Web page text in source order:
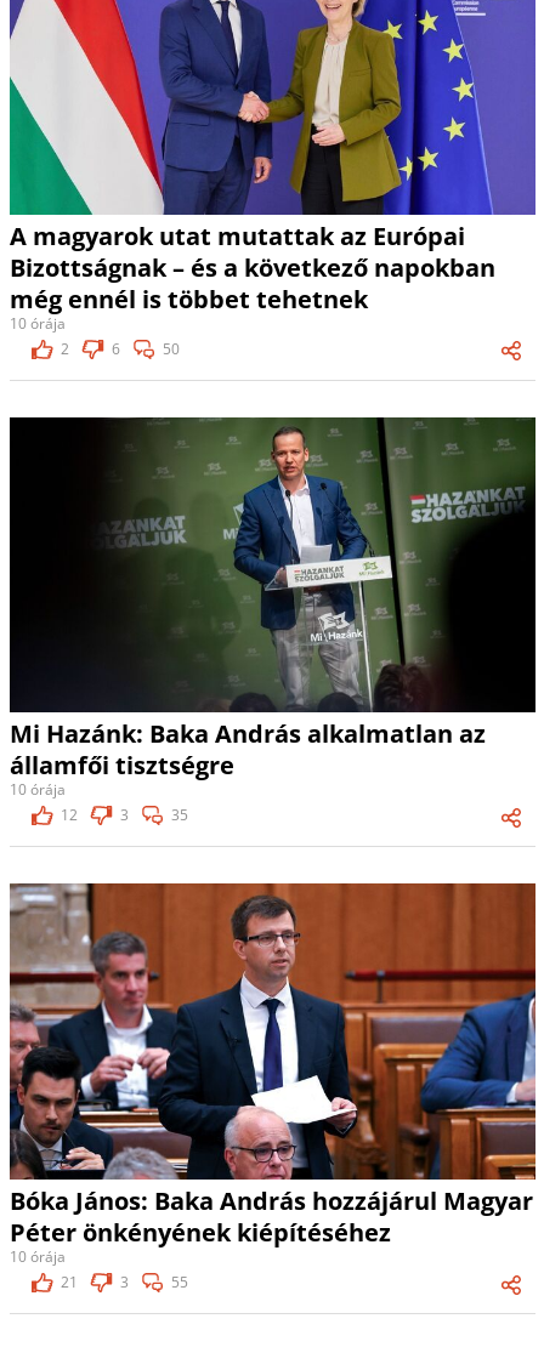
A magyarok utat mutattak az Európai
Bizottságnak – és a következő napokban
még ennél is többet tehetnek
10 órája
2
6 50
Mi Hazánk: Baka András alkalmatlan az
államfői tisztségre
10 órája
12
3 35
Bóka János: Baka András hozzájárul Magyar
Péter önkényének kiépítéséhez
10 órája
21
3 55